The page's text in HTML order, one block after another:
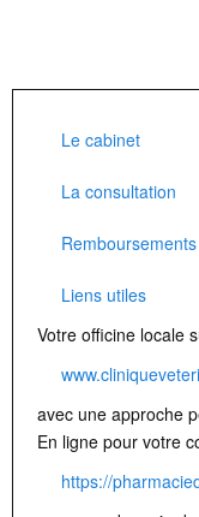
Le cabinet
La consultation
Remboursements
Liens utiles
Votre officine locale
avec une approche
En ligne pour votre
https://